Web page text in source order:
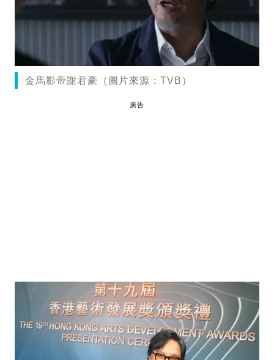
金馬影帝謝君豪（圖片來源：TVB）
廣告